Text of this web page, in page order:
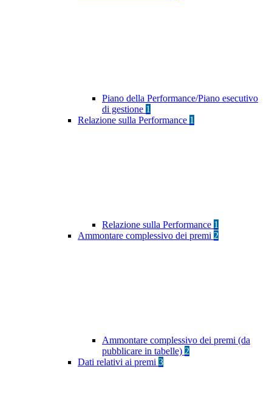
Piano della Performance/Piano esecutivo
di gestione 1
Relazione sulla Performance 1
Relazione sulla Performance 1
Ammontare complessivo dei premi 2
Ammontare complessivo dei premi (da
pubblicare in tabelle) 2
Dati relativi ai premi 3